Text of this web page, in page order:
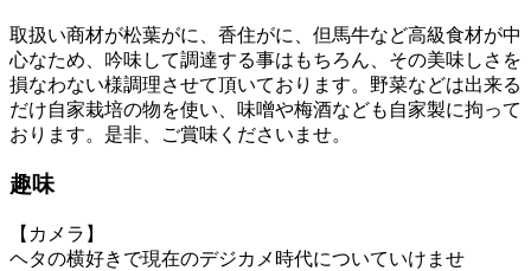
取扱い商材が松葉がに、香住がに、但馬牛など高級食材が中
心なため、吟味して調達する事はもちろん、その美味しさを
損なわない様調理させて頂いております。野菜などは出来る
だけ自家栽培の物を使い、味噌や梅酒なども自家製に拘って
おります。是非、ご賞味くださいませ。
趣味
【カメラ】
ヘタの横好きで現在のデジカメ時代についていけませ